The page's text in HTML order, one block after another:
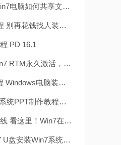
Win7电脑共享文件操作方法[详细]
超简易U盘装Windows，重装不求人
PD 16.1
瞎折腾！教你一步到位稳如老狗
系统？手把手教你搞定“黑苹果”
置与实用技巧，提升演示文稿专业性
全攻略，工程师教你一步步搞定系统
具准备到完成安装，让老旧电脑重获新生